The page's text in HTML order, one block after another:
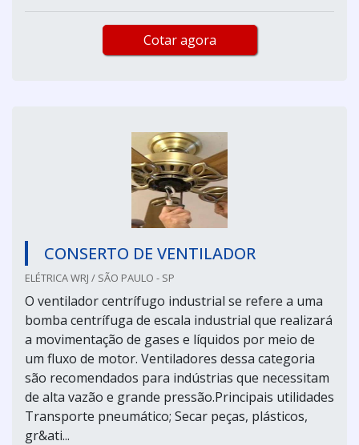
Cotar agora
CONSERTO DE VENTILADOR
ELÉTRICA WRJ / SÃO PAULO - SP
O ventilador centrífugo industrial se refere a uma
bomba centrífuga de escala industrial que realizará
a movimentação de gases e líquidos por meio de
um fluxo de motor. Ventiladores dessa categoria
são recomendados para indústrias que necessitam
de alta vazão e grande pressão.Principais utilidades
Transporte pneumático; Secar peças, plásticos,
gr&ati...